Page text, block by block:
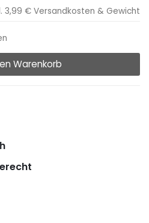
3,99 € Versandkosten & Gewicht
Warenkorb